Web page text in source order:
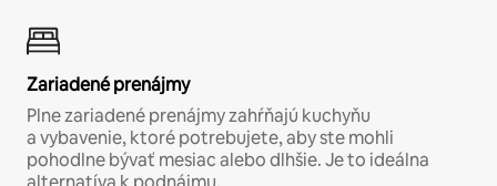
Zariadené prenájmy
Plne zariadené prenájmy zahŕňajú kuchyňu
a vybavenie, ktoré potrebujete, aby ste mohli
pohodlne bývať mesiac alebo dlhšie. Je to ideálna